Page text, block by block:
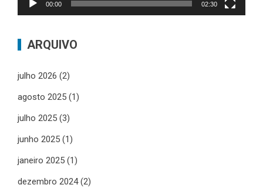
00:00 02:30
ARQUIVO
julho 2026 (2)
agosto 2025 (1)
julho 2025 (3)
junho 2025 (1)
janeiro 2025 (1)
dezembro 2024(2)